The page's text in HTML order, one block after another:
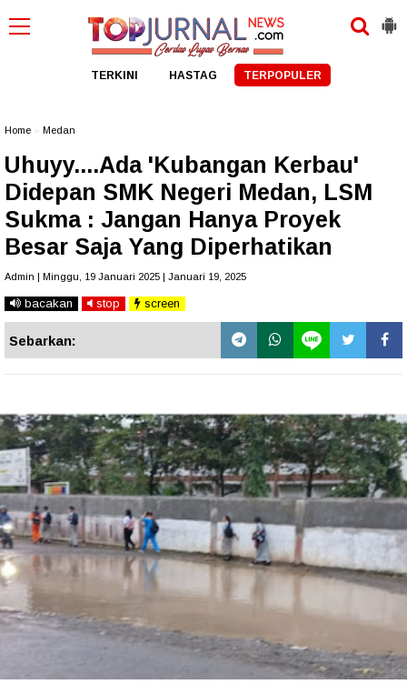
TERKINI HASTAG TERPOPULER
Home Medan
Uhuyy....Ada 'Kubangan Kerbau'
Didepan SMK Negeri Medan, LSM
Sukma : Jangan Hanya Proyek
Besar Saja Yang Diperhatikan
Admin | Minggu, 19 Januari 2025 | Januari 19, 2025
bacakan stop screen
Sebarkan: